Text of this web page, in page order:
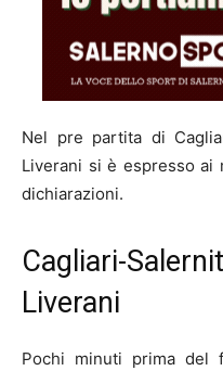
Nel pre partita di
Liverani si è espresso ai
dichiarazioni.
Cagliari-
Liverani
Pochi minuti prima del